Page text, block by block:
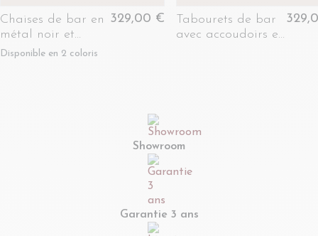
Chaises de bar en
métal noir et
bouclette (lot de
Disponible en 2 coloris
329,00 €
Tabourets de bar
avec accoudoirs en
Showroom
Garantie 3 ans